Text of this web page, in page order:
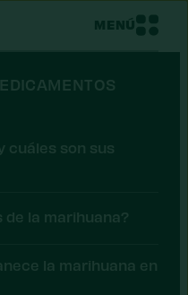
MENÚ
cuáles son sus
de la marihuana?
la marihuana en